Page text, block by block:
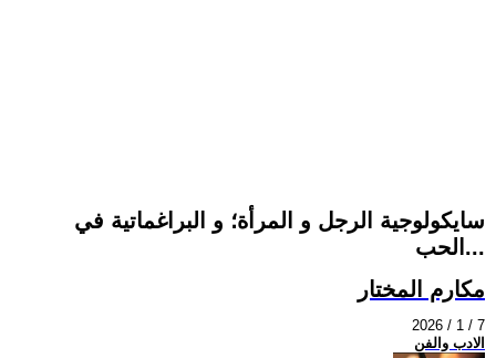
سايكولوجية الرجل و المرأة؛ و البراغماتية في
الحب...
مكارم المختار
2026 / 1 / 7
الادب والفن